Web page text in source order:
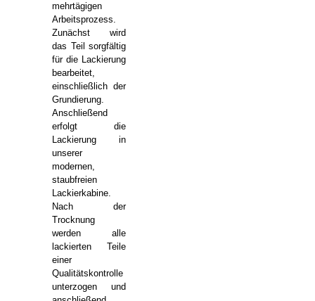
mehrtägigen
Arbeitsprozess.
Zunächst wird
das Teil sorgfältig
für die Lackierung
bearbeitet,
einschließlich der
Grundierung.
Anschließend
erfolgt die
Lackierung in
unserer
modernen,
staubfreien
Lackierkabine.
Nach der
Trocknung
werden alle
lackierten Teile
einer
Qualitätskontrolle
unterzogen und